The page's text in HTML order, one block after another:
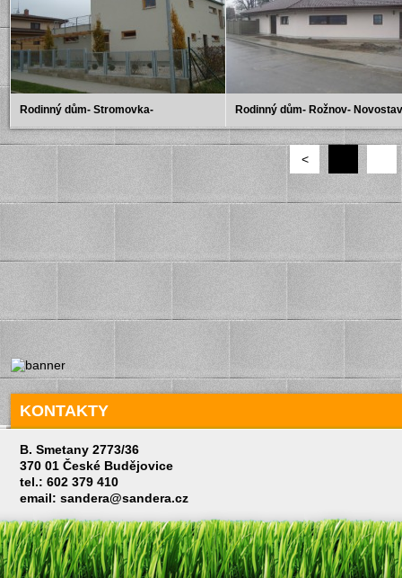
Rodinný dům- Stromovka-
Novostavba
Rodinný dům- Rožnov-
<
KONTAKTY
B. Smetany 2773/36
370 01 České Budějovice
tel.: 602 379 410
email: sandera@sandera.cz